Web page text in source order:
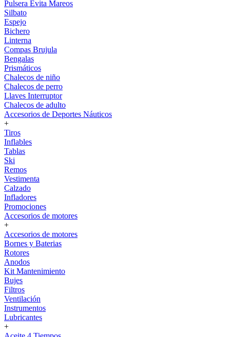
Pulsera Evita Mareos
Silbato
Espejo
Bichero
Linterna
Compas Brujula
Bengalas
Prismáticos
Chalecos de niño
Chalecos de perro
Llaves Interruptor
Chalecos de adulto
Accesorios de Deportes Náuticos
+
Tiros
Inflables
Tablas
Ski
Remos
Vestimenta
Calzado
Infladores
Promociones
Accesorios de motores
+
Accesorios de motores
Bornes y Baterias
Rotores
Anodos
Kit Mantenimiento
Bujes
Filtros
Ventilación
Instrumentos
Lubricantes
+